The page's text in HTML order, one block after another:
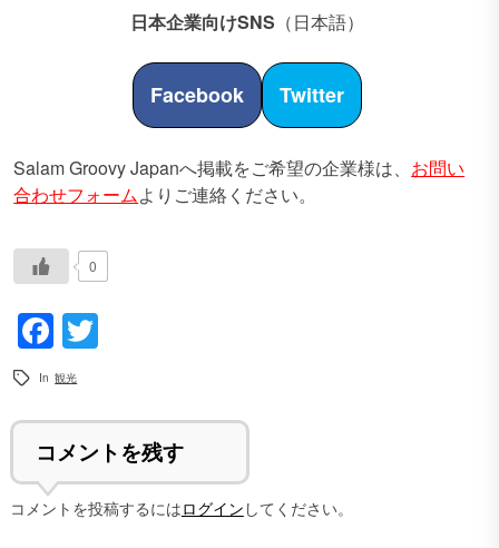
日本企業向けSNS （日本語）
Facebook Twitter
Salam Groovy Japanへ掲載をご希望の企業様は、 お問い
合わせフォームよりご連絡ください。
0
Facebook
In 観光
コメントを残す
コメントを投稿するにはログインしてください。